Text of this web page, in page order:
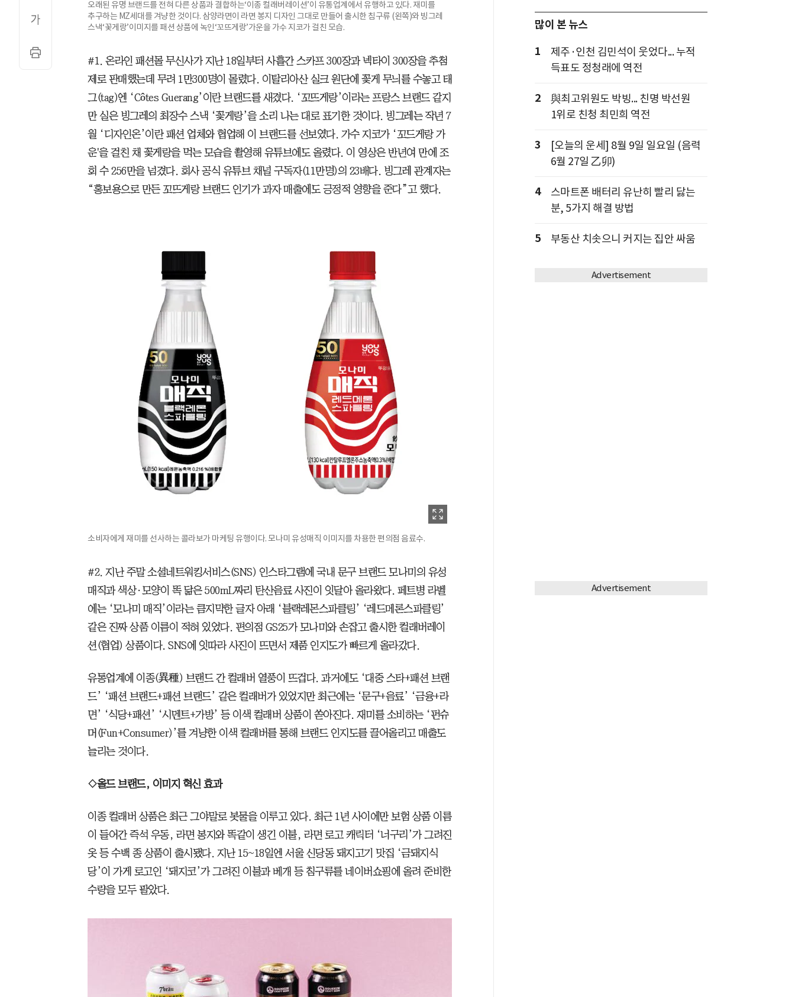
오래된 유명 브랜드를 전혀 다른 상품과 결합하는‘이종 컬래버레이션’이 유통업계에서 유행하고 있다. 재미를
추구하는 MZ세대를 겨냥한 것이다. 삼양라면이 라면 봉지 디자인 그대로 만들어 출시한 침구류 (왼쪽)와 빙그레
스낵‘꽃게랑’이미지를 패션 상품에 녹인‘꼬뜨게랑’가운을 가수 지코가 걸친 모습.
#1. 온라인 패션몰 무신사가 지난 18일부터 사흘간 스카프 300장과 넥타이 300장을 추첨
제로 판매했는데 무려 1만300명이 몰렸다. 이탈리아산 실크 원단에 꽃게 무늬를 수놓고 태
그(tag)엔 ‘Côtes Guerang’이란 브랜드를 새겼다. ‘꼬뜨게랑’이라는 프랑스 브랜드 같지
만 실은 빙그레의 최장수 스낵 ‘꽃게랑’을 소리 나는 대로 표기한 것이다. 빙그레는 작년 7
월 ‘디자인온’이란 패션 업체와 협업해 이 브랜드를 선보였다. 가수 지코가 ‘꼬드게랑 가
운'을 걸친 채 꽃게랑을 먹는 모습을 촬영해 유튜브에도 올렸다. 이 영상은 반년여 만에 조
회 수 256만을 넘겼다. 회사 공식 유튜브 채널 구독자(11만명)의 23배다. 빙그레 관계자는
“홍보용으로 만든 꼬뜨게랑 브랜드 인기가 과자 매출에도 긍정적 영향을 준다”고 했다.
소비자에게 재미를 선사하는 콜라보가 마케팅 유행이다. 모나미 유성매직 이미지를 차용한 편의점 음료수.
#2. 지난 주말 소셜네트워킹서비스(SNS) 인스타그램에 국내 문구 브랜드 모나미의 유성
매직과 색상·모양이 똑 닮은 500mL짜리 탄산음료 사진이 잇달아 올라왔다. 페트병 라벨
에는 ‘모나미 매직’이라는 큼지막한 글자 아래 ‘블랙레몬스파클링’ ‘레드메론스파클링’
같은 진짜 상품 이름이 적혀 있었다. 편의점 GS25가 모나미와 손잡고 출시한 컬래버레이
션(협업) 상품이다. SNS에 잇따라 사진이 뜨면서 제품 인지도가 빠르게 올라갔다.
유통업계에 이종(異種) 브랜드 간 컬래버 열풍이 뜨겁다. 과거에도 ‘대중 스타+패션 브랜
드’ ‘패션 브랜드+패션 브랜드’ 같은 컬래버가 있었지만 최근에는 ‘문구+음료’ ‘금융+라
면’ ‘식당+패션’ ‘시멘트+가방’ 등 이색 컬래버 상품이 쏟아진다. 재미를 소비하는 ‘펀슈
머(Fun+Consumer)’를 겨냥한 이색 컬래버를 통해 브랜드 인지도를 끌어올리고 매출도
늘리는 것이다.
◇올드 브랜드, 이미지 혁신 효과
이종 컬래버 상품은 최근 그야말로 봇물을 이루고 있다. 최근 1년 사이에만 보험 상품 이름
이 들어간 즉석 우동, 라면 봉지와 똑같이 생긴 이불, 라면 로고 캐릭터 ‘너구리’가 그려진
옷 등 수백 종 상품이 출시됐다. 지난 15~18일엔 서울 신당동 돼지고기 맛집 ‘금돼지식
당’이 가게 로고인 ‘돼지코’가 그려진 이불과 베개 등 침구류를 네이버쇼핑에 올려 준비한
수량을 모두 팔았다.
많이 본 뉴스
1
제주·인천 김민석이 웃었다... 누적
득표도 정청래에 역전
2
與최고위원도 박빙... 친명 박선원
1위로 친청 최민희 역전
3
[오늘의 운세] 8월 9일 일요일 (음력
6월 27일 乙卯)
4
스마트폰 배터리 유난히 빨리 닳는
분, 5가지 해결 방법
5 부동산 치솟으니 커지는 집안 싸움